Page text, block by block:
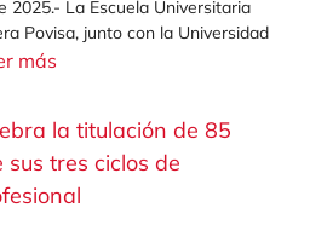
2025.- La Escuela Universitaria
Povisa, junto con la Universidad
más
la titulación de 85
tres ciclos de